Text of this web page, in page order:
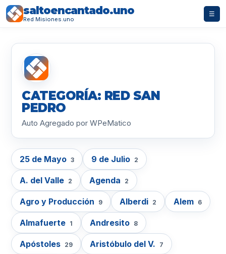
saltoencantado.uno
Red Misiones.uno
☰
CATEGORÍA: RED SAN
PEDRO
Auto Agregado por WPeMatico
25 de Mayo 3 9 de Julio 2
A. del Valle 2 Agenda 2
Agro y Producción 9 Alberdi 2 Alem 6
Almafuerte 1 Andresito 8
Apóstoles 29 Aristóbulo del V. 7